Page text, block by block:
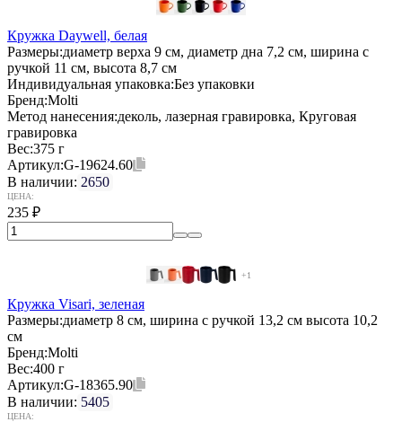
Кружка Daywell, белая
Размеры:диаметр верха 9 см, диаметр дна 7,2 см, ширина с
ручкой 11 см, высота 8,7 см
Индивидуальная упаковка:Без упаковки
Бренд:Molti
Метод нанесения:деколь, лазерная гравировка, Круговая
гравировка
Вес:375 г
Артикул:G-19624.60
В наличии: 2650
ЦЕНА:
235 ₽
+1
Кружка Visari, зеленая
Размеры:диаметр 8 см, ширина с ручкой 13,2 см высота 10,2
см
Бренд:Molti
Вес:400 г
Артикул:G-18365.90
В наличии: 5405
ЦЕНА: